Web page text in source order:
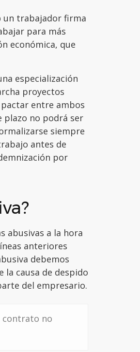
un trabajador firma
para más
económica, que
especialización
proyectos
entre ambos
plazo no podrá ser
siempre
antes de
por
abusivas a la hora
anteriores
debemos
la causa de despido
del empresario.
contrato no